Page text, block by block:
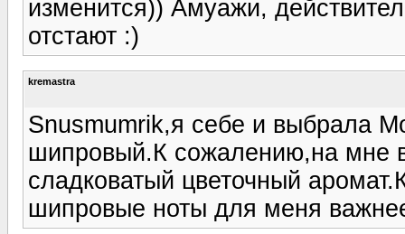
изменится)) Амуажи,
отстают :)
kremastra
Snusmumrik,я себе и выбрала
шипровый.К сожалению,на мне
сладковатый цветочный
шипровые ноты для меня